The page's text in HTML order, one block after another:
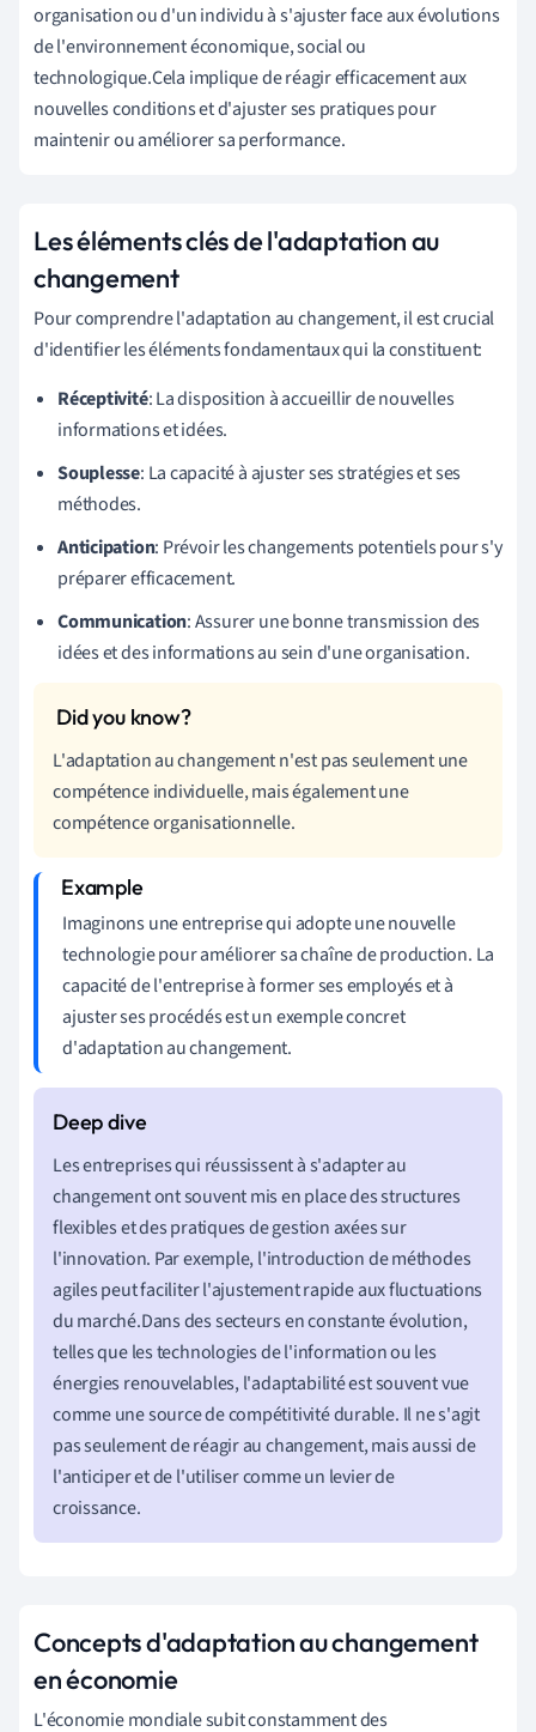
organisation ou d'un individu à s'ajuster face aux évolutions
de l'environnement économique, social ou
technologique.Cela implique de réagir efficacement aux
nouvelles conditions et d'ajuster ses pratiques pour
maintenir ou améliorer sa performance.
Les éléments clés de l'adaptation au
changement
Pour comprendre l'adaptation au changement, il est crucial
d'identifier les éléments fondamentaux qui la constituent:
Réceptivité: La disposition à accueillir de nouvelles
informations et idées.
Souplesse: La capacité à ajuster ses stratégies et ses
méthodes.
Anticipation: Prévoir les changements potentiels pour s'y
préparer efficacement.
Communication: Assurer une bonne transmission des
idées et des informations au sein d'une organisation.
L'adaptation au changement n'est pas seulement une
compétence individuelle, mais également une
compétence organisationnelle.
Imaginons une entreprise qui adopte une nouvelle
technologie pour améliorer sa chaîne de production. La
capacité de l'entreprise à former ses employés et à
ajuster ses procédés est un exemple concret
d'adaptation au changement.
Les entreprises qui réussissent à s'adapter au
changement ont souvent mis en place des structures
flexibles et des pratiques de gestion axées sur
l'innovation. Par exemple, l'introduction de méthodes
agiles peut faciliter l'ajustement rapide aux fluctuations
du marché.Dans des secteurs en constante évolution,
telles que les technologies de l'information ou les
énergies renouvelables, l'adaptabilité est souvent vue
comme une source de compétitivité durable. Il ne s'agit
pas seulement de réagir au changement, mais aussi de
l'anticiper et de l'utiliser comme un levier de
croissance.
Concepts d'adaptation au changement
en économie
L'économie mondiale subit constamment des